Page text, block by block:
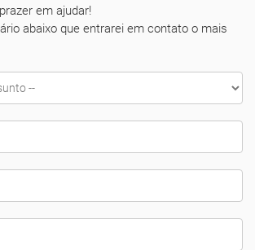
em ajudar!
abaixo que entrarei em contato o mais